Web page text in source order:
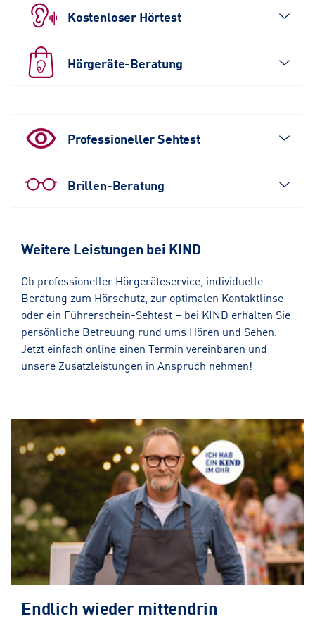
Kostenloser Hörtest
Hörgeräte-Beratung
Professioneller Sehtest
Brillen-Beratung
Weitere Leistungen bei KIND
Ob professioneller Hörgeräteservice, individuelle
Beratung zum Hörschutz, zur optimalen Kontaktlinse
oder ein Führerschein-Sehtest – bei KIND erhalten Sie
persönliche Betreuung rund ums Hören und Sehen.
Jetzt einfach online einen Termin vereinbaren und
unsere Zusatzleistungen in Anspruch nehmen!
Endlich wieder mittendrin